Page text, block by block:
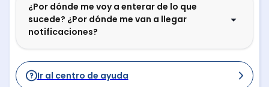
¿Por dónde me voy a enterar de lo que
sucede? ¿Por dónde me van a llegar
notificaciones?
Ir al centro de ayuda